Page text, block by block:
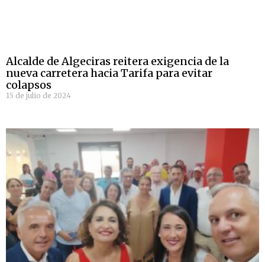
Alcalde de Algeciras reitera exigencia de la
nueva carretera hacia Tarifa para evitar
colapsos
15 de julio de 2024